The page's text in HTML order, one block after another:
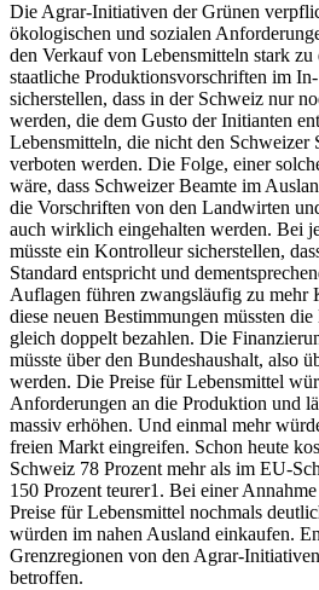
Die Agrar-Initiativen der Grünen
ökologischen und sozialen
den Verkauf von Lebensmitteln stark zu
staatliche Produktionsvorschriften im
sicherstellen, dass in der Schweiz nur
werden, die dem Gusto der Initianten
Lebensmitteln, die nicht den Schweizer
verboten werden. Die Folge, einer
wäre, dass Schweizer Beamte im
die Vorschriften von den Landwirten
auch wirklich eingehalten werden. Bei
müsste ein Kontrolleur sicherstellen,
Standard entspricht und
Auflagen führen zwangsläufig zu
diese neuen Bestimmungen müssten
gleich doppelt bezahlen. Die
müsste über den Bundeshaushalt, also
werden. Die Preise für Lebensmittel
Anforderungen an die Produktion und
massiv erhöhen. Und einmal mehr
freien Markt eingreifen. Schon heute
Schweiz 78 Prozent mehr als im EU-
150 Prozent teurer1. Bei einer
Preise für Lebensmittel nochmals
würden im nahen Ausland einkaufen.
Grenzregionen von den Agrar-
betroffen.